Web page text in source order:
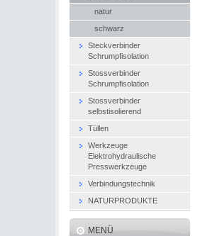
natur
schwarz
Steckverbinder
Schrumpfisolation
Stossverbinder
Schrumpfisolation
Stossverbinder
selbstisolierend
Tüllen
Werkzeuge
Elektrohydraulische
Presswerkzeuge
Verbindungstechnik
NATURPRODUKTE
MENÜ